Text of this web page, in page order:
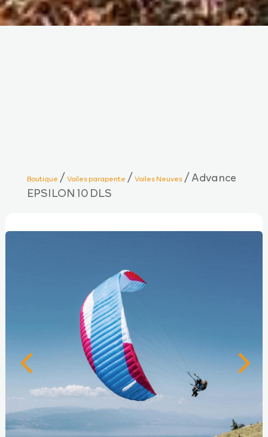
Boutique /Voiles parapente /Voiles Neuves/ Advance
EPSILON 10 DLS